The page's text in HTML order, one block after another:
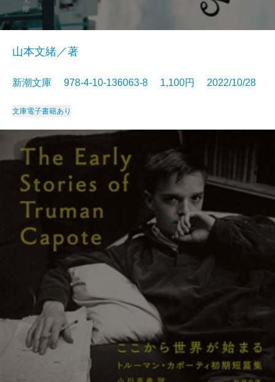
山本文緒／著
新潮文庫 978-4-10-136063-8 1,100円 2022/10/28
文庫電子書籍あり